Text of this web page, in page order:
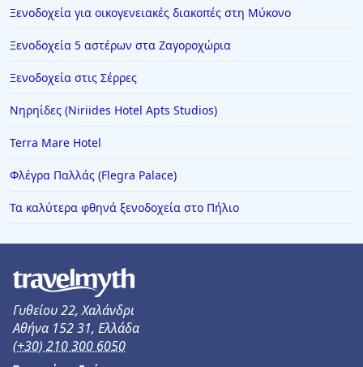
Ξενοδοχεία για οικογενειακές διακοπές στη Μύκονο
Ξενοδοχεία 5 αστέρων στα Ζαγοροχώρια
Ξενοδοχεία στις Σέρρες
Νηρηίδες (Niriides Hotel Apts Studios)
Terra Mare Hotel
Φλέγρα Παλλάς (Flegra Palace)
Τα καλύτερα φθηνά ξενοδοχεία στο Πήλιο
Γυθείου 22, Χαλάνδρι
Αθήνα 152 31, Ελλάδα
(+30) 210 300 6050